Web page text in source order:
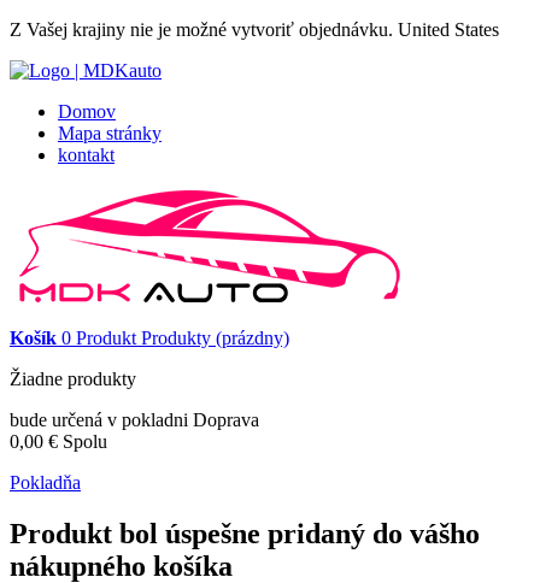
Z Vašej krajiny nie je možné vytvoriť objednávku. United States
Domov
Mapa stránky
kontakt
Košík 0 Produkt Produkty (prázdny)
Žiadne produkty
bude určená v pokladni Doprava
0,00 € Spolu
Pokladňa
Produkt bol úspešne pridaný do vášho
nákupného košíka